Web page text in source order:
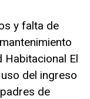
y falta de
Habitacional El
del ingreso
de